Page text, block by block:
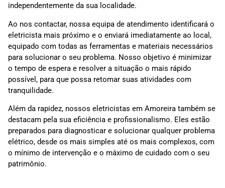
independentemente da sua localidade.
Ao nos contactar, nossa equipa de atendimento identificará o
eletricista mais próximo e o enviará imediatamente ao local,
equipado com todas as ferramentas e materiais necessários
para solucionar o seu problema. Nosso objetivo é minimizar
o tempo de espera e resolver a situação o mais rápido
possível, para que possa retomar suas atividades com
tranquilidade.
Além da rapidez, nossos eletricistas em Amoreira também se
destacam pela sua eficiência e profissionalismo. Eles estão
preparados para diagnosticar e solucionar qualquer problema
elétrico, desde os mais simples até os mais complexos, com
o mínimo de intervenção e o máximo de cuidado com o seu
patrimônio.